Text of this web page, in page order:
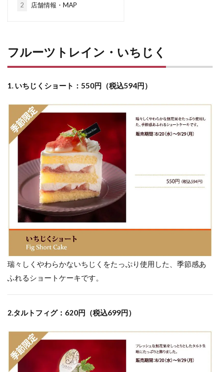
2 店舗情報・MAP
フルーツトレイン・いちじく
1. いちじくショート：550円（税込594円）
瑞々しくやわらかないちじくをたっぷり使用した、季節感あ
ふれるショートケーキです。
2.タルトフィグ：620円（税込699円）